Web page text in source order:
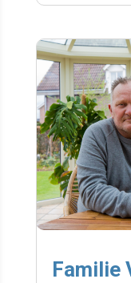
dus
Familie